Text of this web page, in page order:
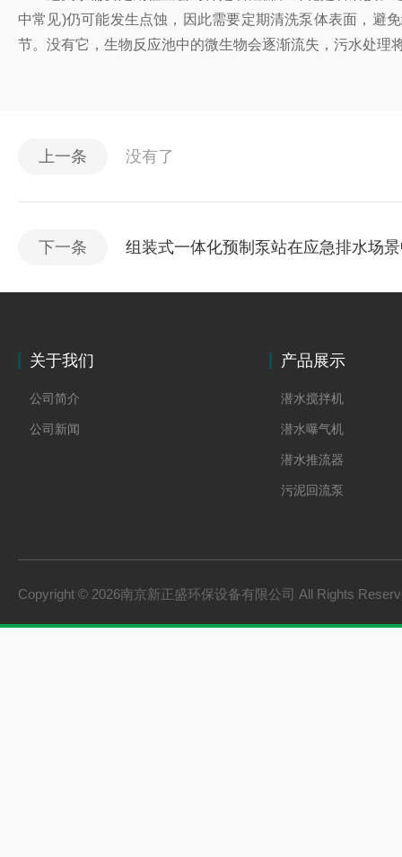
中常见)仍可能发生点蚀，因此需要定期清洗泵体表面，避
节。没有它，生物反应池中的微生物会逐渐流失，污水处理
上一条 没有了
下一条 组装式一体化预制泵站在应急排水场
关于我们
公司简介
公司新闻
产品展示
潜水搅拌机
潜水曝气机
潜水推流器
污泥回流泵
Copyright © 2026南京新正盛环保设备有限公司 All Rights